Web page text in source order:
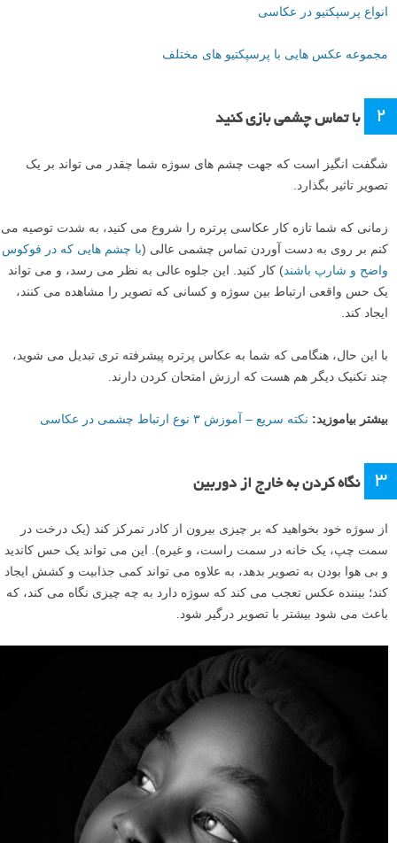
انواع پرسپکتیو در عکاسی
مجموعه عکس هایی با پرسپکتیو های مختلف
۲ با تماس چشمی بازی کنید
شگفت انگیز است که جهت چشم های سوژه شما چقدر می تواند بر یک
تصویر تاثیر بگذارد.
زمانی که شما تازه کار عکاسی پرتره را شروع می کنید، به شدت توصیه می
کنم بر روی به دست آوردن تماس چشمی عالی (با چشم هایی که در فوکوس
واضح و شارپ باشند) کار کنید. این جلوه عالی به نظر می رسد، و می تواند
یک حس واقعی ارتباط بین سوژه و کسانی که تصویر را مشاهده می کنند،
ایجاد کند.
با این حال، هنگامی که شما به عکاس پرتره پیشرفته تری تبدیل می شوید،
چند تکنیک دیگر هم هست که ارزش امتحان کردن دارند.
بیشتر بیاموزید: نکته سریع – آموزش ۳ نوع ارتباط چشمی در عکاسی
۳ نگاه کردن به خارج از دوربین
از سوژه خود بخواهید که بر چیزی بیرون از کادر تمرکز کند (یک درخت در
سمت چپ، یک خانه در سمت راست، و غیره). این می تواند یک حس کاندید
و بی هوا بودن به تصویر بدهد، به علاوه می تواند کمی جذابیت و کشش ایجاد
کند؛ بیننده عکس تعجب می کند که سوژه دارد به چه چیزی نگاه می کند، که
باعث می شود بیشتر با تصویر درگیر شود.